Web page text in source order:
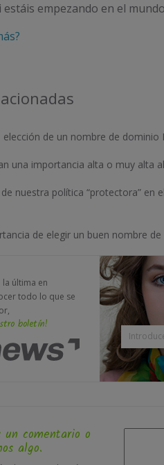
estáis empezando en el
elección de un nombre de dominio
una importancia alta o muy alta
nuestra política “protectora” en
de elegir un buen nombre
la última en
todo lo que se
boletín!
un comentario o
algo.